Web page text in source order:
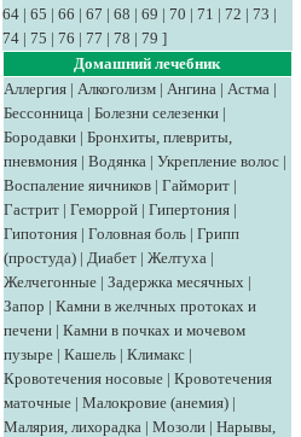
64 | 65 | 66 | 67 | 68 | 69 | 70 | 71 | 72 | 73 |
74 | 75 | 76 | 77 | 78 | 79 ]
Домашний лечебник
Аллергия | Алкоголизм | Ангина | Астма |
Бессонница | Болезни селезенки |
Бородавки | Бронхиты, плевриты,
пневмония | Водянка | Укрепление волос |
Воспаление яичников | Гайморит |
Гастрит | Геморрой | Гипертония |
Гипотония | Головная боль | Грипп
(простуда) | Диабет | Желтуха |
Желчегонные | Задержка месячных |
Запор | Камни в желчных протоках и
печени | Камни в почках и мочевом
пузыре | Кашель | Климакс |
Кровотечения носовые | Кровотечения
маточные | Малокровие (анемия) |
Малярия, лихорадка | Мозоли | Нарывы,